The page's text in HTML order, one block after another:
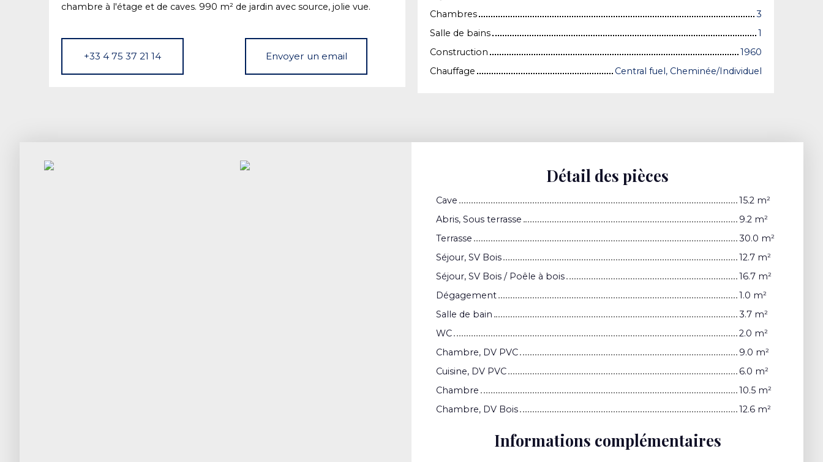
chambre à l'étage et de caves. 990 m² de jardin avec source, jolie vue.
+33 4 75 37 21 14 Envoyer un email
Chambres
3
Salle de bains
1
Construction
1960
Chauffage
Central fuel, Cheminée/Individuel
Détail des pièces
Cave
15.2 m²
Abris, Sous terrasse
9.2 m²
Terrasse
30.0 m²
Séjour, SV Bois
12.7 m²
Séjour, SV Bois / Poêle à bois
16.7 m²
Dégagement
1.0 m²
Salle de bain
3.7 m²
WC
2.0 m²
Chambre, DV PVC
9.0 m²
Cuisine, DV PVC
6.0 m²
Chambre
10.5 m²
Chambre, DV Bois
12.6 m²
Informations complémentaires